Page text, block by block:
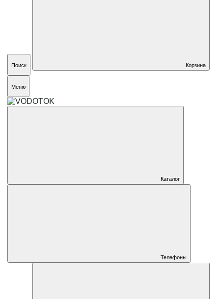
Поиск Корзина
Меню
Каталог
Телефоны